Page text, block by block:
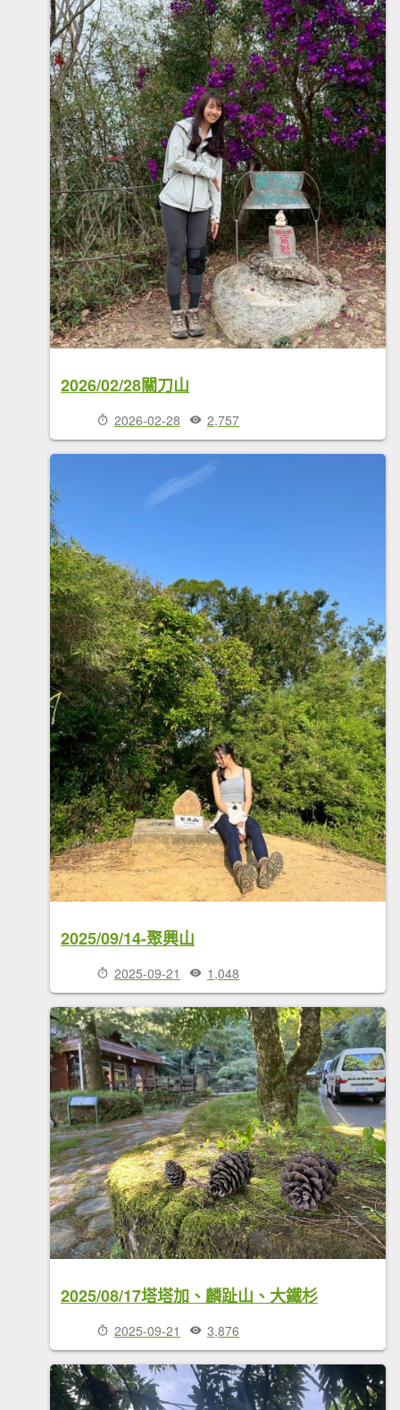
2026/02/28關刀山
2026-02-28 2,757
2025/09/14-聚興山
2025-09-21 1,048
2025/08/17塔塔加、麟趾山、大鐵杉
2025-09-21 3,876